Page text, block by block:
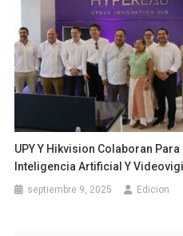
UPY Y Hikvision Colaboran
Inteligencia Artificial Y
septiembre 9, 2025 Edicion